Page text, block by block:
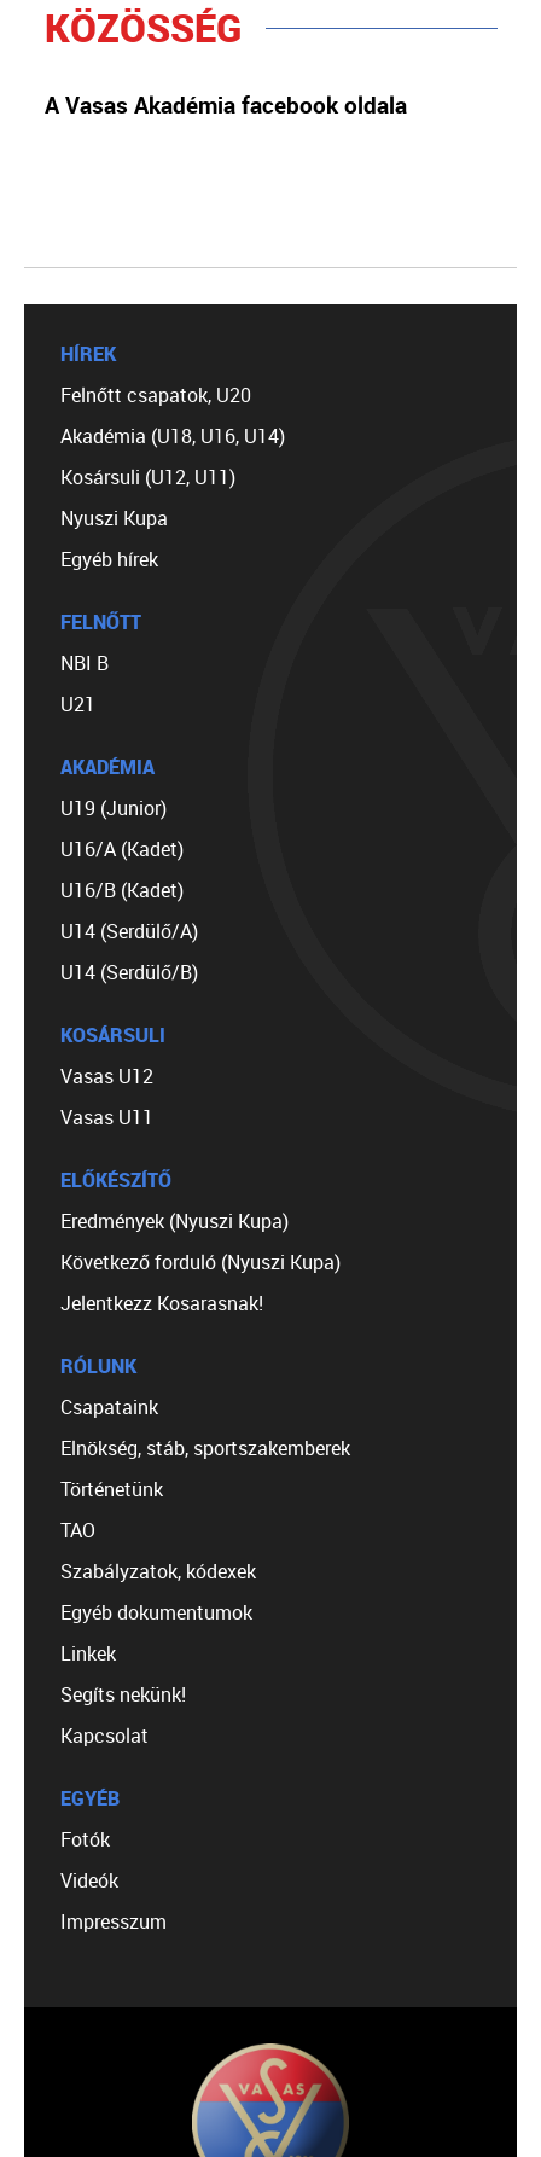
KÖZÖSSÉG
A Vasas Akadémia facebook oldala
HÍREK
Felnőtt csapatok, U20
Akadémia (U18, U16, U14)
Kosársuli (U12, U11)
Nyuszi Kupa
Egyéb hírek
FELNŐTT
NBI B
U21
AKADÉMIA
U19 (Junior)
U16/A (Kadet)
U16/B (Kadet)
U14 (Serdülő/A)
U14 (Serdülő/B)
KOSÁRSULI
Vasas U12
Vasas U11
ELŐKÉSZÍTŐ
Eredmények (Nyuszi Kupa)
Következő forduló (Nyuszi Kupa)
Jelentkezz Kosarasnak!
RÓLUNK
Csapataink
Elnökség, stáb, sportszakemberek
Történetünk
TAO
Szabályzatok, kódexek
Egyéb dokumentumok
Linkek
Segíts nekünk!
Kapcsolat
EGYÉB
Fotók
Videók
Impresszum